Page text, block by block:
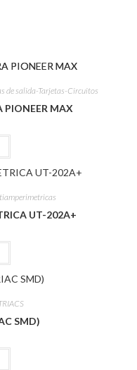
de salida-Tarjetas-Circuitos
PIONEER MAX
UT-202A+
SMD)